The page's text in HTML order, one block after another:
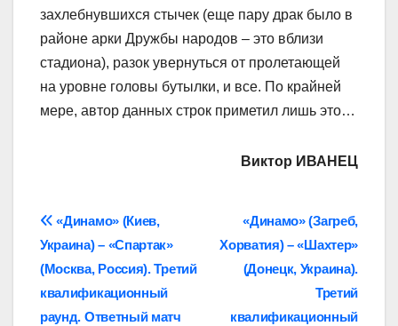
захлебнувшихся стычек (еще пару драк было в
районе арки Дружбы народов – это вблизи
стадиона), разок увернуться от пролетающей
на уровне головы бутылки, и все. По крайней
мере, автор данных строк приметил лишь это…
Виктор ИВАНЕЦ
Навігація
записів
«Динамо» (Загреб,
Хорватия) – «Шахтер»
(Донецк, Украина).
Третий
квалификационный
«Динамо» (Киев,
Украина) – «Спартак»
(Москва, Россия). Третий
квалификационный
раунд. Ответный матч